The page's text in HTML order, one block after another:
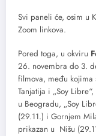
Svi paneli će, osim u
Zoom linkova.
Pored toga, u okviru
26. novembra do 3.
filmova, među kojima
Tanjatija i „Soy
u Beogradu, „Soy
(29.11.) i Gornjem
prikazan u Nišu